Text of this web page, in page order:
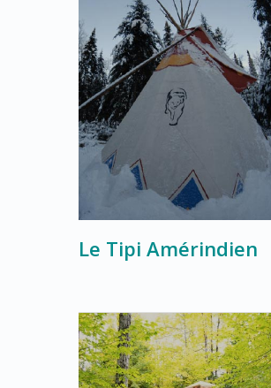
Le Tipi Amérindien